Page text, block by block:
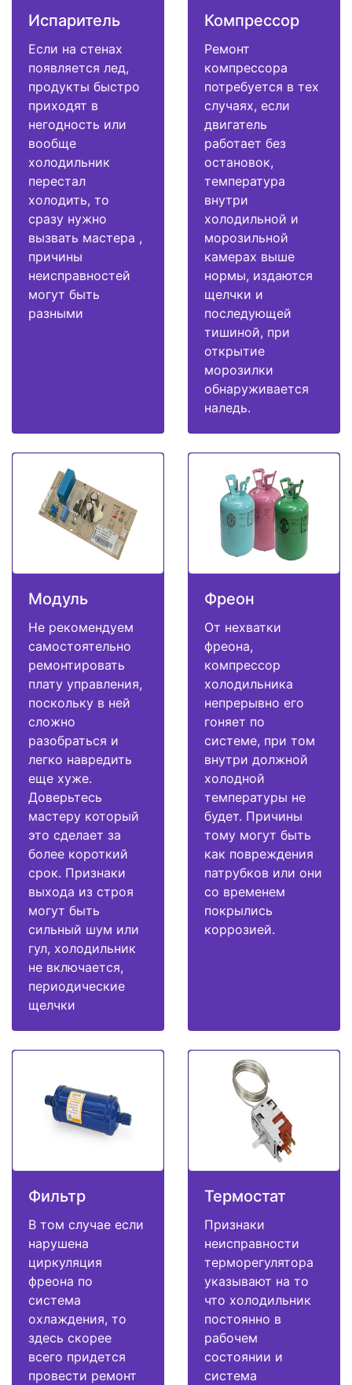
Испаритель
Если на стенах
появляется лед,
продукты быстро
приходят в
негодность или
вообще
холодильник
перестал
холодить, то
сразу нужно
вызвать мастера ,
причины
неисправностей
могут быть
разными
Компрессор
Ремонт
компрессора
потребуется в тех
случаях, если
двигатель
работает без
остановок,
температура
внутри
холодильной и
морозильной
камерах выше
нормы, издаются
щелчки и
последующей
тишиной, при
открытие
морозилки
обнаруживается
наледь.
Модуль
Не рекомендуем
самостоятельно
ремонтировать
плату управления,
поскольку в ней
сложно
разобраться и
легко навредить
еще хуже.
Доверьтесь
мастеру который
это сделает за
более короткий
срок. Признаки
выхода из строя
могут быть
сильный шум или
гул, холодильник
не включается,
периодические
щелчки
Фреон
От нехватки
фреона,
компрессор
холодильника
непрерывно его
гоняет по
системе, при том
внутри должной
холодной
температуры не
будет. Причины
тому могут быть
как повреждения
патрубков или они
со временем
покрылись
коррозией.
Фильтр
В том случае если
нарушена
циркуляция
фреона по
система
охлаждения, то
здесь скорее
всего придется
провести ремонт
Термостат
Признаки
неисправности
терморегулятора
указывают на то
что холодильник
постоянно в
рабочем
состоянии и
система